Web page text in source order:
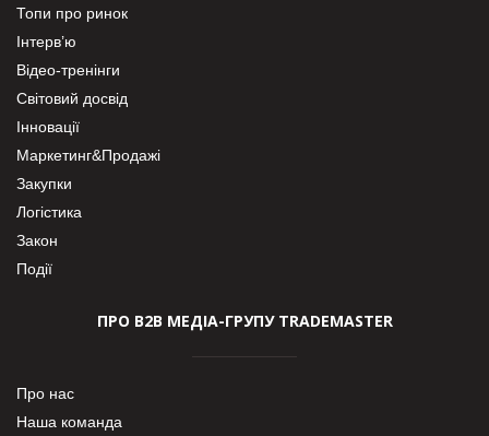
Топи про ринок
Інтерв’ю
Відео-тренінги
Світовий досвід
Інновації
Маркетинг&Продажі
Закупки
Логістика
Закон
Події
ПРО В2В МЕДІА-ГРУПУ TRADEMASTER
Про нас
Наша команда